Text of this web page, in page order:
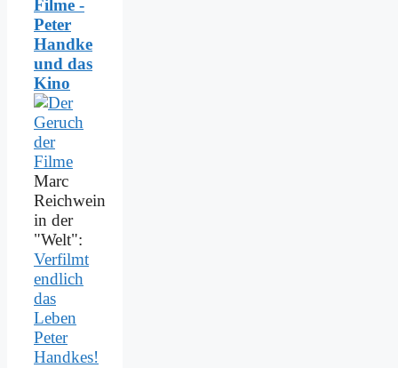
Filme -
Peter
Handke
und das
Kino
Marc
Reichwein
in der
"Welt":
Verfilmt
endlich
das
Leben
Peter
Handkes!